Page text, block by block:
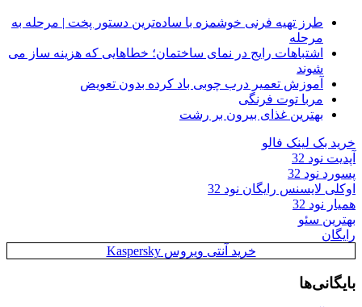
طرز تهیه فرنی خوشمزه با ساده‌ترین دستور پخت | مرحله به
مرحله
اشتباهات رایج در نمای ساختمان؛ خطاهایی که هزینه ساز می
شوند
آموزش تعمیر درب چوبی باد کرده بدون تعویض
مربا توت فرنگی
بهترین غذای بیرون بر رشت
خرید بک لینک فالو
آپدیت نود 32
پسورد نود 32
اوکلی لایسنس رایگان نود 32
همیار نود 32
بهترین سئو
رایگان
خرید آنتی ویروس Kaspersky
بایگانی‌ها